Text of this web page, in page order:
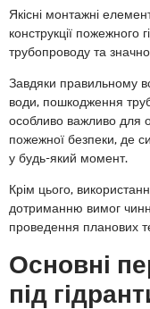
Якісні монтажні
конструкції пожежного
трубопроводу та
Завдяки правильному
води, пошкодження
особливо важливо для
пожежної безпеки, де
у будь-який момент.
Крім цього,
дотриманню вимог
проведення планових
Основні
під